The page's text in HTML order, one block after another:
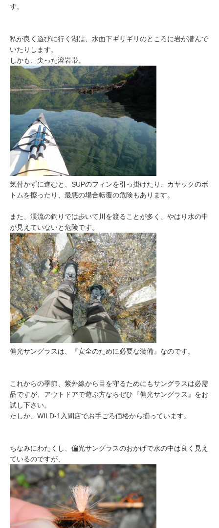
す。
私が良く遊びに行く湖は、水面下ギリギリのところに岩が潜んで
いたりします。
しかも、尖った溶岩帯。
気付かずに進むと、SUPのフィンを引っ掛けたり、カヤックのボ
トムを擦ったり、最悪の場合転覆の危険もあります。
また、渓流の釣りでは歩いて川を渡ることが多く、やはり水の中
が見えていないと危険です。
偏光サングラスは、『安全のために必要な装備』なのです。
これからの季節、紫外線から目を守るためにもサングラスは必需
品ですが、アウトドアで遊ぶ方ならぜひ『偏光サングラス』をお
試し下さい。
たしか、WILD-1入間店でお手ごろ価格から揃っています。
ちなみにわたくし、偏光サングラスのおかげで水の中は良く見え
ているのですが、